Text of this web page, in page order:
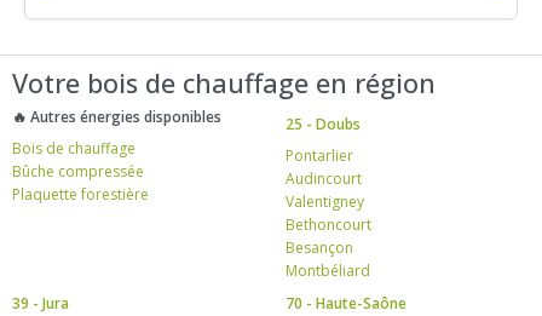
Votre bois de chauffage en région
🔥 Autres énergies disponibles
Bois de chauffage
Bûche compressée
Plaquette forestière
25 - Doubs
Pontarlier
Audincourt
Valentigney
Bethoncourt
Besançon
Montbéliard
39 - Jura
70 - Haute-Saône